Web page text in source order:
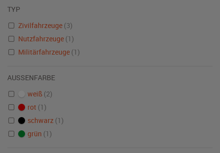
TYP
Zivilfahrzeuge (3)
Nutzfahrzeuge (1)
Militärfahrzeuge (1)
AUSSENFARBE
weiß (2)
rot (1)
schwarz (1)
grün (1)